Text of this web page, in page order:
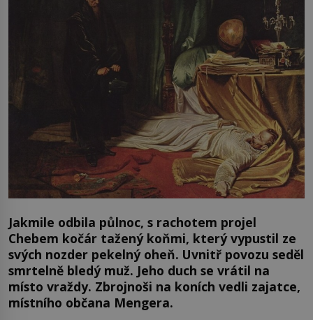
Jakmile odbila půlnoc, s rachotem projel
Chebem kočár tažený koňmi, který vypustil ze
svých nozder pekelný oheň. Uvnitř povozu seděl
smrtelně bledý muž. Jeho duch se vrátil na
místo vraždy. Zbrojnoši na koních vedli zajatce,
místního občana Mengera.